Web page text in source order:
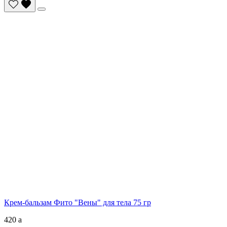
Крем-бальзам Фито "Вены" для тела 75 гр
420 a